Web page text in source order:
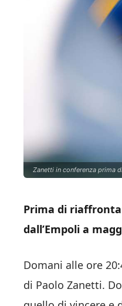
Zanetti in conferenza prima
Prima di
dall’Empoli a
Domani alle ore
di Paolo Zanetti.